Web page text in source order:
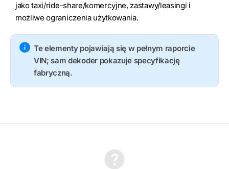
jako taxi/ride-share/komercyjne, zastawy/leasingi i
możliwe ograniczenia użytkowania.
Te elementy pojawiają się w pełnym raporcie
VIN; sam dekoder pokazuje specyfikację
fabryczną.